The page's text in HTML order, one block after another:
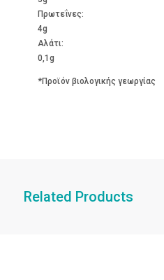
Πρωτεΐνες:
4g
Αλάτι:
0,1g
*Προϊόν βιολογικής γεωργίας
Related Products